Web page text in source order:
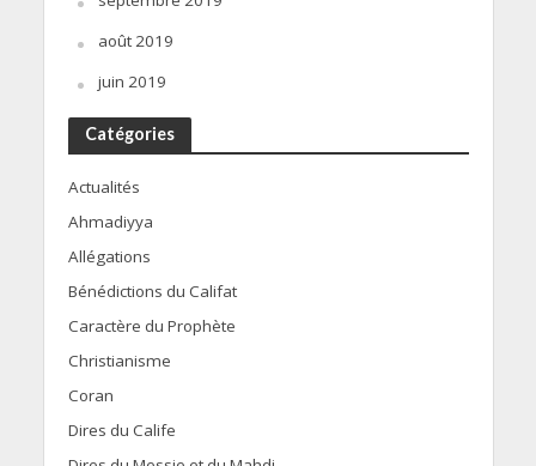
août 2019
juin 2019
Catégories
Actualités
Ahmadiyya
Allégations
Bénédictions du Califat
Caractère du Prophète
Christianisme
Coran
Dires du Calife